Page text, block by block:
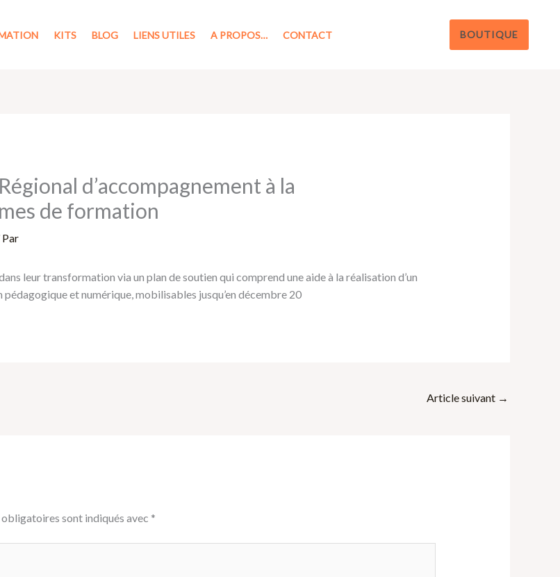
KITS BLOG LIENS UTILES A PROPOS… CONTACT BOUTIQUE
d’accompagnement à la
de formation
Par
leur transformation via un plan de soutien qui comprend une aide à la réalisation d’un
et numérique, mobilisables jusqu’en décembre 20
Article suivant →
obligatoires sont indiqués avec *